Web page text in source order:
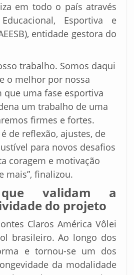
em todo o país através
Esportiva e
entidade gestora do
trabalho. Somos daqui
o melhor por nossa
que uma fase esportiva
um trabalho de uma
firmes e fortes.
de reflexão, ajustes, de
para novos desafios
coragem e motivação
mais”, finalizou.
que validam a
do projeto
Claros América Vôlei
brasileiro. Ao longo dos
e tornou-se um dos
da modalidade